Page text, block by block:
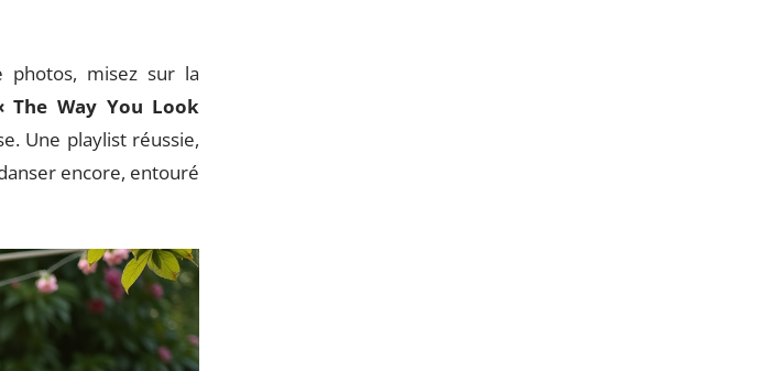
photos, misez sur la
The Way You Look
Une playlist réussie,
encore, entouré